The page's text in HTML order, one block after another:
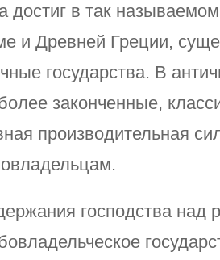
достиг в так
и Древней Греции,
государства. В
законченные,
производительная
господства над